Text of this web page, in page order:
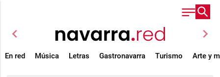
chevron_left chevron_right
En red Música Letras Gastronavarra Turismo Arte y